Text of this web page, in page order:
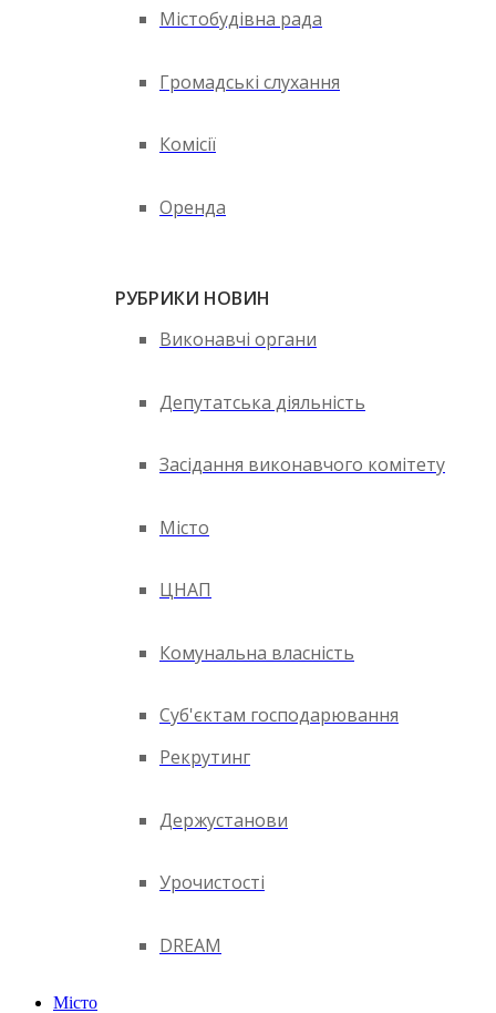
Містобудівна рада
Громадські слухання
Комісії
Оренда
РУБРИКИ НОВИН
Виконавчі органи
Депутатська діяльність
Засідання виконавчого комітету
Місто
ЦНАП
Комунальна власність
Суб'єктам господарювання
Рекрутинг
Держустанови
Урочистості
DREAM
Місто